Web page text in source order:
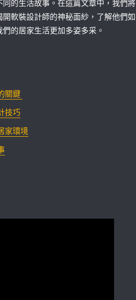
的生活故事。在這篇文章中，我們將
軟裝設計師的神秘面紗，了解他們如
的居家生活更加多姿多采。
關鍵
技巧
家環境